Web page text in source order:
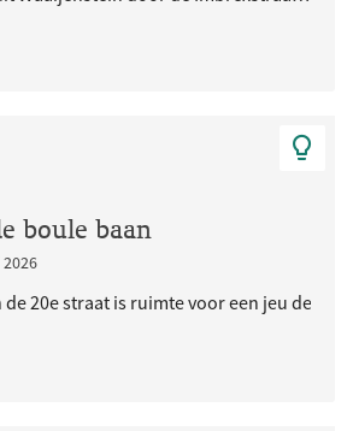
boule baan
2026
de 20e straat is ruimte voor een jeu de